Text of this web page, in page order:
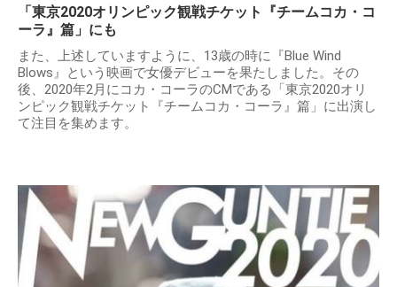
「東京2020オリンピック観戦チケット『チームコカ・コ
ーラ』篇」にも
また、上述していますように、13歳の時に『Blue Wind
Blows』という映画で女優デビューを果たしました。その
後、2020年2月にコカ・コーラのCMである「東京2020オリ
ンピック観戦チケット『チームコカ・コーラ』篇」に出演し
て注目を集めます。